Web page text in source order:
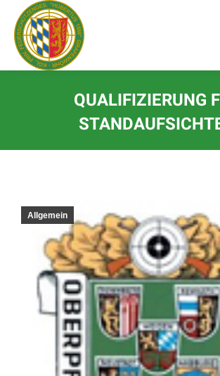
springen
QUALIFIZIERUNG
Allgemein